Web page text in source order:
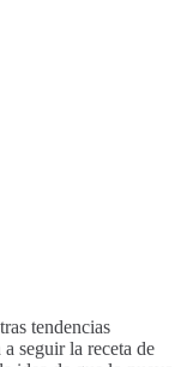
tendencias
seguir la receta de